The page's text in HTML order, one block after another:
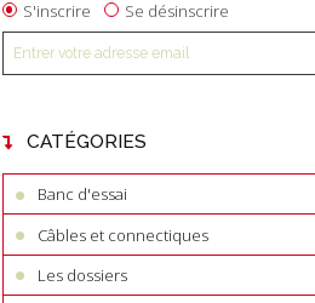
S'inscrire Se désinscrire
CATÉGORIES
Banc d'essai
Câbles et connectiques
Les dossiers